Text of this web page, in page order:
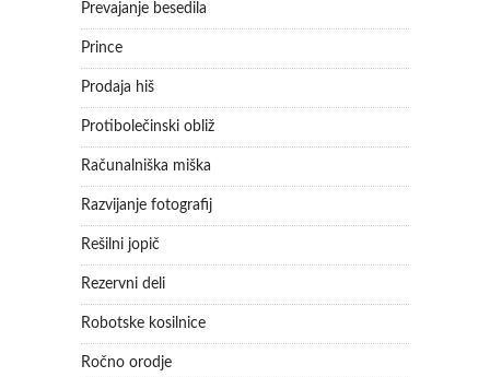
Prevajanje besedila
Prince
Prodaja hiš
Protibolečinski obliž
Računalniška miška
Razvijanje fotografij
Rešilni jopič
Rezervni deli
Robotske kosilnice
Ročno orodje